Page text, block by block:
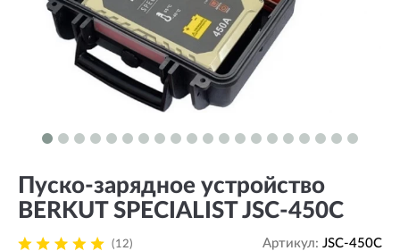
Пуско-зарядное устройство
BERKUT SPECIALIST JSC-450C
(12) Артикул: JSC-450C